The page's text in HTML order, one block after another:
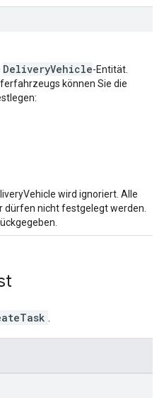
DeliveryVehicle-Entität.
können Sie die
wird ignoriert. Alle
dürfen nicht festgelegt werden.
.